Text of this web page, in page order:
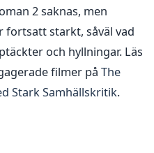
2 saknas, men
starkt, såväl vad
och hyllningar. Läs
filmer på The
Stark Samhällskritik.